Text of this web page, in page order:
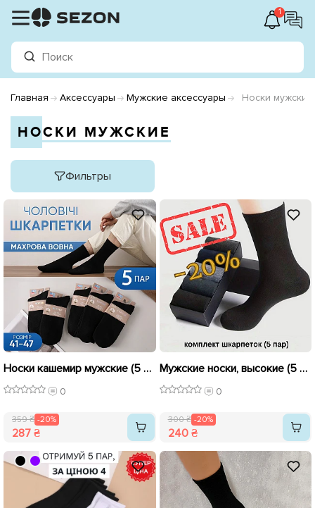
1
Главная Аксессуары Мужские аксессуары Носки мужские
НОСКИ МУЖСКИЕ
Фильтры
Носки кашемир мужские (5 пар) 593534 Черные распродажа
0
359 ₴ -20%
287 ₴
Мужские носки, высокие (5 пар) 590709 Ассорти распродажа
0
300 ₴ -20%
240 ₴